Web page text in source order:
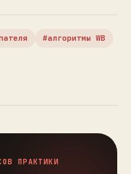
алгоритмы WB
ПРАКТИКИ